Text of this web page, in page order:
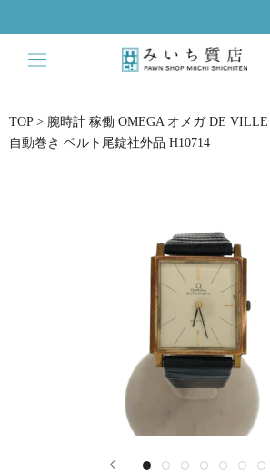
to
content
TOP > 腕時計 稼働 OMEGA オメガ DE VILLE
自動巻き ベルト尾錠社外品 H10714